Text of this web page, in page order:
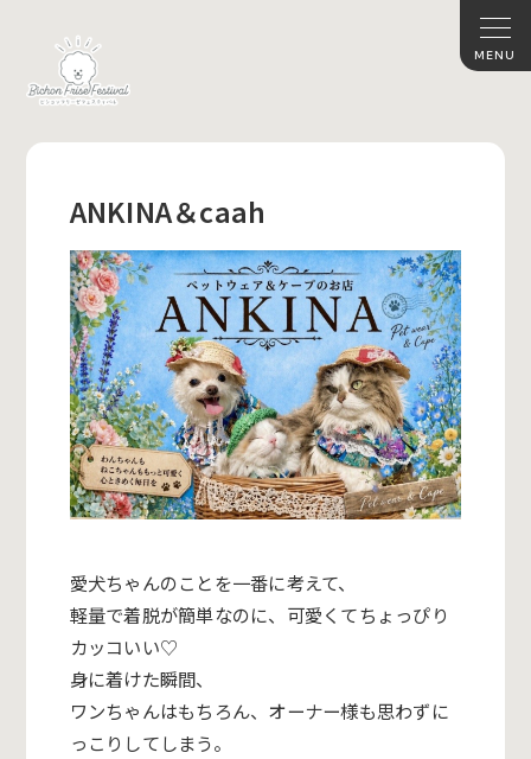
ANKINA＆caah
愛犬ちゃんのことを一番に考えて、
軽量で着脱が簡単なのに、可愛くてちょっぴり
カッコいい♡
身に着けた瞬間、
ワンちゃんはもちろん、オーナー様も思わずに
っこりしてしまう。